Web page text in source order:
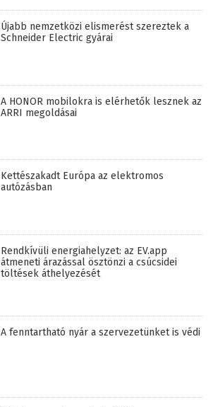
Újabb nemzetközi elismerést szereztek a
Schneider Electric gyárai
A HONOR mobilokra is elérhetők lesznek az
ARRI megoldásai
Kettészakadt Európa az elektromos
autózásban
Rendkívüli energiahelyzet: az EV.app
átmeneti árazással ösztönzi a csúcsidei
töltések áthelyezését
A fenntartható nyár a szervezetünket is védi